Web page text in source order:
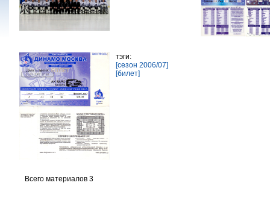
тэги:
[сезон 2006/07]
[билет]
Всего материалов 3